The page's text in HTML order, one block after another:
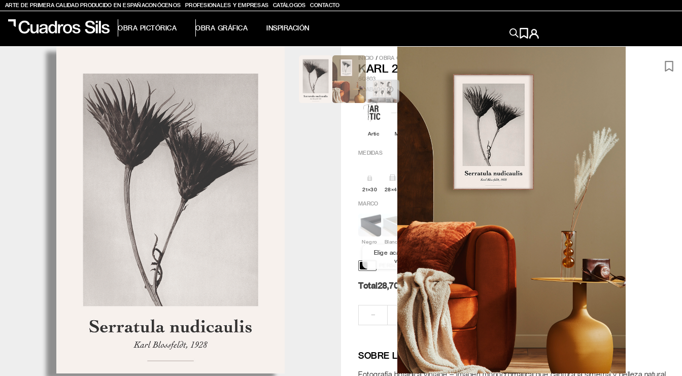
ARTE DE PRIMERA CALIDAD PRODUCIDO EN ESPAÑACONÓCENOS PROFESIONALES Y EMPRESAS CATÁLOGOS CONTACTO
OBRA PICTÓRICA OBRA GRÁFICA INSPIRACIÓN
Obra Pictórica
INICIO /OBRA GRÁFICA
KARL 2
SQ803
ACABADO
?
Artic Minimal Q4attro
MEDIDAS
21×30 28×40 30x30 50×50 50×70 60x84 60x80 84x120
PERSONALIZACIÓN Y DISEÑO
MARCO
Negro Blanco Aluminio Nogal Roble
Elige acabado y medida para
ver los marcos
Total28,70Pt.
− +
REGÍSTRATE PARA AÑADIR AL CARRITO
SOBRE LA OBRA